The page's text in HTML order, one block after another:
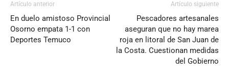
Artículo anterior
En duelo amistoso Provincial
Osorno empata 1-1 con
Deportes Temuco
Artículo siguiente
Pescadores artesanales
aseguran que no hay marea
roja en litoral de San Juan de
la Costa. Cuestionan medidas
del Gobierno